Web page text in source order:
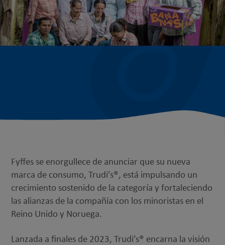
Fyffes se enorgullece de anunciar que su nueva
marca de consumo, Trudi’s®, está impulsando un
crecimiento sostenido de la categoría y fortaleciendo
las alianzas de la compañía con los minoristas en el
Reino Unido y Noruega.
Lanzada a finales de 2023, Trudi’s® encarna la visión